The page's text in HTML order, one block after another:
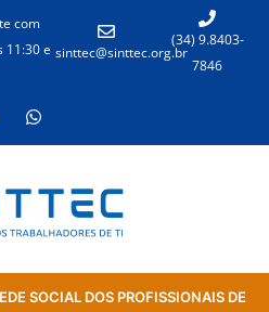
com
11:30 e sinttec@sinttec.org.br
(34) 9.8403-
7846
SOCIAL DOS PROFISSIONAIS DE